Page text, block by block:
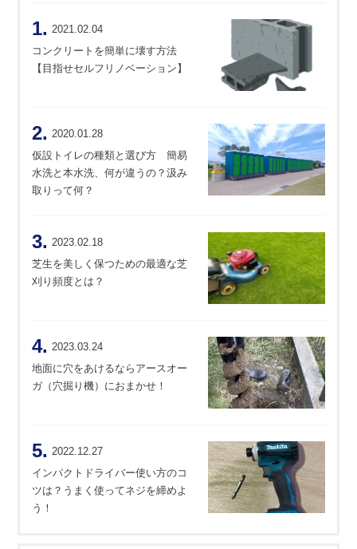
1. 2021.02.04
コンクリートを簡単に壊す方法
【目指せセルフリノベーション】
2. 2020.01.28
仮設トイレの種類と選び方 簡易
水洗と本水洗、何が違うの？汲み
取りって何？
3. 2023.02.18
芝生を美しく保つための最適な芝
刈り頻度とは？
4. 2023.03.24
地面に穴をあけるならアースオー
ガ（穴掘り機）におまかせ！
5. 2022.12.27
インパクトドライバー使い方のコ
ツは？うまく使ってネジを締めよ
う！